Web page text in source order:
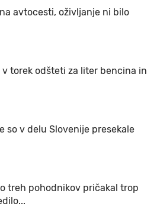
avtocesti, oživljanje ni bilo
v torek odšteti za liter bencina in
so v delu Slovenije presekale
treh pohodnikov pričakal trop